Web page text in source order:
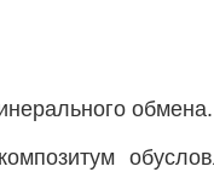
обмена.